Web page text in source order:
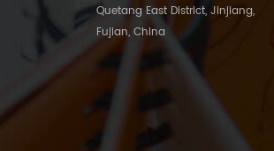
Quetang East District, Jinjiang,
Fujian, China